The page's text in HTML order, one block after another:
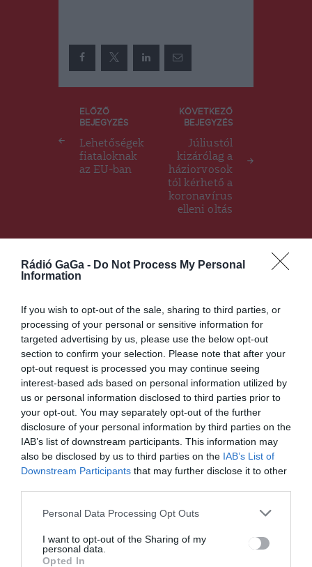
Rádió GaGa - Do Not Process My Personal
Information
If you wish to opt-out of the sale, sharing to third parties, or
processing of your personal or sensitive information for
targeted advertising by us, please use the below opt-out
section to confirm your selection. Please note that after your
opt-out request is processed you may continue seeing
interest-based ads based on personal information utilized by
us or personal information disclosed to third parties prior to
your opt-out. You may separately opt-out of the further
disclosure of your personal information by third parties on the
IAB’s list of downstream participants. This information may
also be disclosed by us to third parties on the IAB’s List of
Downstream Participants that may further disclose it to other
Personal Data Processing Opt Outs
I want to opt-out of the Sharing of my
personal data.
Opted In
Bejegyzés
navigáció
ELŐZŐ
BEJEGYZÉS
Lehetőségek
fiataloknak
az EU-ban
KÖVETKEZŐ
BEJEGYZÉS
Júliustól
kizárólag a
háziorvosok
tól kérhető a
koronavírus
elleni oltás
Ez is érdekelheti
HÍRLISTA
Szónokversenyt hirdet
Sepsiszentgyörgy
önkormányzata és a Kónya
Ádám Művelődési Ház
Hiány van
számlálóbiztosokból